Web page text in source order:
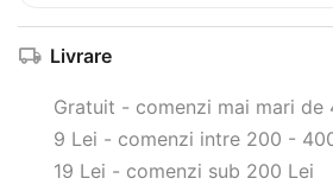
Livrare
Gratuit - comenzi mai mari de
9 Lei - comenzi intre 200 -
19 Lei - comenzi sub 200 Lei